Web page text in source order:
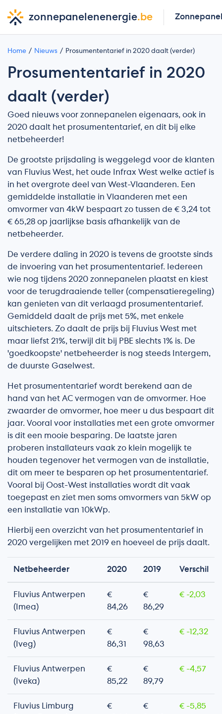
zonnepanelenenergie.be
Home Nieuws Prosumententarief in 2020 daalt (verder)
Prosumententarief in 2020
daalt (verder)
Goed nieuws voor zonnepanelen eigenaars, ook in
2020 daalt het prosumententarief, en dit bij elke
netbeheerder!
De grootste prijsdaling is weggelegd voor de klanten
van Fluvius West, het oude Infrax West welke actief is
in het overgrote deel van West-Vlaanderen. Een
gemiddelde installatie in Vlaanderen met een
omvormer van 4kW bespaart zo tussen de € 3,24 tot
€ 65,28 op jaarlijkse basis afhankelijk van de
netbeheerder.
De verdere daling in 2020 is tevens de grootste sinds
de invoering van het prosumententarief. Iedereen
wie nog tijdens 2020 zonnepanelen plaatst en kiest
voor de terugdraaiende teller (compensatieregeling)
kan genieten van dit verlaagd prosumententarief.
Gemiddeld daalt de prijs met 5%, met enkele
uitschieters. Zo daalt de prijs bij Fluvius West met
maar liefst 21%, terwijl dit bij PBE slechts 1% is. De
'goedkoopste' netbeheerder is nog steeds Intergem,
de duurste Gaselwest.
Het prosumententarief wordt berekend aan de
hand van het AC vermogen van de omvormer. Hoe
zwaarder de omvormer, hoe meer u dus bespaart dit
jaar. Vooral voor installaties met een grote omvormer
is dit een mooie besparing. De laatste jaren
proberen installateurs vaak zo klein mogelijk te
houden tegenover het vermogen van de installatie,
dit om meer te besparen op het prosumententarief.
Vooral bij Oost-West installaties wordt dit vaak
toegepast en ziet men soms omvormers van 5kW op
een installatie van 10kWp.
Hierbij een overzicht van het prosumententarief in
2020 vergelijken met 2019 en hoeveel de prijs daalt.
Netbeheerder 2020 2019 Verschil
Fluvius Antwerpen
(Imea)
€
84,26
€
86,29
€ -2,03
Fluvius Antwerpen
(Iveg)
€
86,31
€
98,63
€ -12,32
Fluvius Antwerpen
(Iveka)
€
85,22
€
89,79
€ -4,57
Fluvius Limburg
€
€
€ -5,85